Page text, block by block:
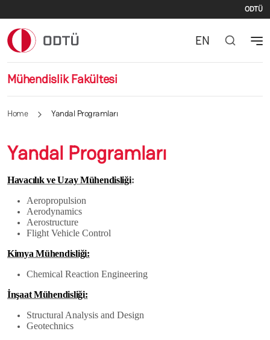
ODTÜ
Mühendislik Fakültesi
EN
Home Yandal Programları
Yandal Programları
Havacılık ve Uzay Mühendisliği:
Aeropropulsion
Aerodynamics
Aerostructure
Flight Vehicle Control
Kimya Mühendisliği:
Chemical Reaction Engineering
İnşaat Mühendisliği:
Structural Analysis and Design
Geotechnics